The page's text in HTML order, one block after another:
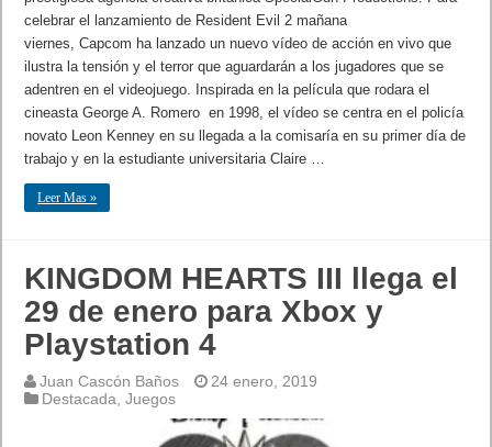
celebrar el lanzamiento de Resident Evil 2 mañana
viernes, Capcom ha lanzado un nuevo vídeo de acción en vivo que
ilustra la tensión y el terror que aguardarán a los jugadores que se
adentren en el videojuego. Inspirada en la película que rodara el
cineasta George A. Romero en 1998, el vídeo se centra en el policía
novato Leon Kenney en su llegada a la comisaría en su primer día de
trabajo y en la estudiante universitaria Claire …
Leer Mas »
KINGDOM HEARTS III llega el
29 de enero para Xbox y
Playstation 4
Juan Cascón Baños
24 enero, 2019
Destacada ,Juegos